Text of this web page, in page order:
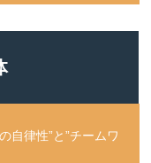
自律性”と”チームワ